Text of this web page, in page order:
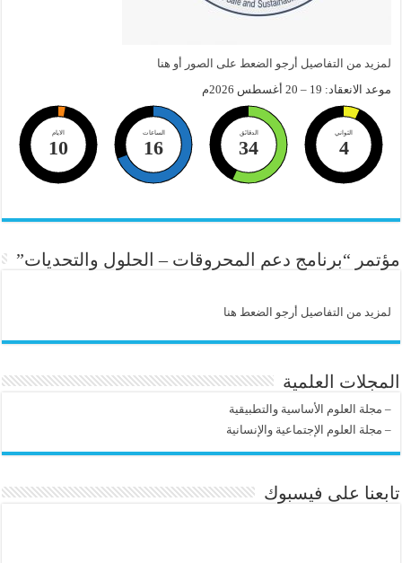
لمزيد من التفاصيل أرجو الضعط على الصور أو هنا
موعد الانعقاد: 19 – 20 أغسطس 2026م
الايام
10
الساعات
16
الدقائق
34
الثواني
3
مؤتمر “برنامج دعم المحروقات – الحلول والتحديات”
لمزيد من التفاصيل أرجو الضعط هنا
المجلات العلمية
– مجلة العلوم الأساسية والتطبيقية
– مجلة العلوم الإجتماعية والإنسانية
تابعنا على فيسبوك